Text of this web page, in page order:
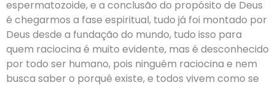
espermatozoide, e a conclusão do propósito de Deus
é chegarmos a fase espiritual, tudo já foi montado por
Deus desde a fundação do mundo, tudo isso para
quem raciocina é muito evidente, mas é desconhecido
por todo ser humano, pois ninguém raciocina e nem
busca saber o porquê existe, e todos vivem como se